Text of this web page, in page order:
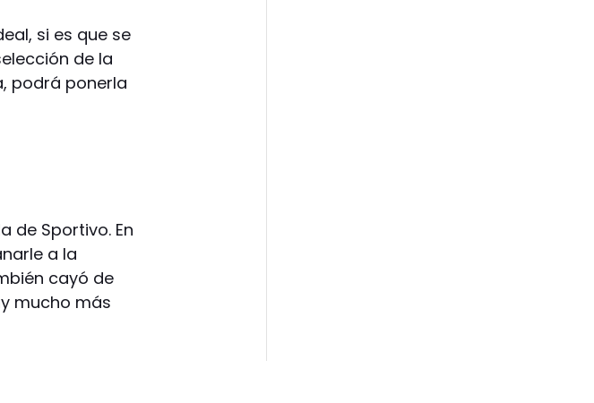
si es que se
de la
podrá ponerla
de Sportivo. En
a la
cayó de
mucho más